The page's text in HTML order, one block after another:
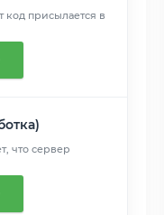
код присылается в
что сервер